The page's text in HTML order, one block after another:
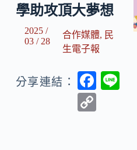
學助攻頂大夢想
2025 /
03 / 28
合作媒體, 民
生電子報
分享連結：
F